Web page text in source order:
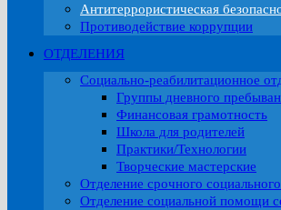
Антитеррористическая
Противодействие коррупции
ОТДЕЛЕНИЯ
Социально-реабилитационное
Группы дневного
Финансовая грамотность
Школа для родителей
Практики/Технологии
Творческие мастерские
Отделение срочного
Отделение социальной помощи